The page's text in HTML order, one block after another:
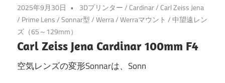
2025年9月30日 3Dプリンター/ Cardinar/ Carl Zeiss Jena
/ Prime Lens/Sonnar型/Werra/Werraマウント /中望遠レン
ズ（65～129mm）
Carl Zeiss Jena Cardinar 100mm F4
空気レンズの変形Sonnarは、Sonn